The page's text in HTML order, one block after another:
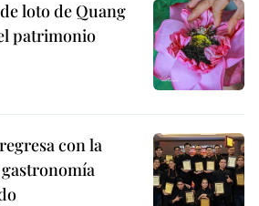
loto de Quang
patrimonio
con la